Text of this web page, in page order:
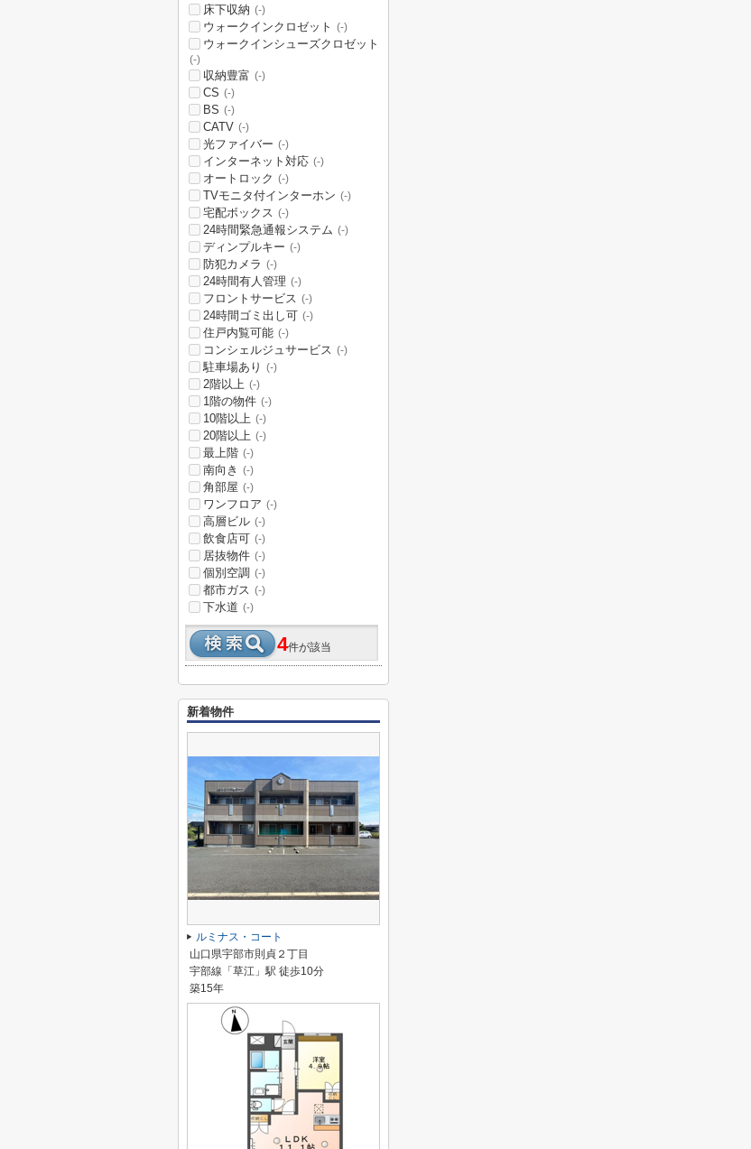
床下収納 (-)
ウォークインクロゼット (-)
ウォークインシューズクロゼット
(-)
収納豊富 (-)
CS (-)
BS (-)
CATV (-)
光ファイバー (-)
インターネット対応 (-)
オートロック (-)
TVモニタ付インターホン (-)
宅配ボックス (-)
24時間緊急通報システム (-)
ディンプルキー (-)
防犯カメラ (-)
24時間有人管理 (-)
フロントサービス (-)
24時間ゴミ出し可 (-)
住戸内覧可能 (-)
コンシェルジュサービス (-)
駐車場あり (-)
2階以上 (-)
1階の物件 (-)
10階以上 (-)
20階以上 (-)
最上階 (-)
南向き (-)
角部屋 (-)
ワンフロア (-)
高層ビル (-)
飲食店可 (-)
居抜物件 (-)
個別空調 (-)
都市ガス (-)
下水道 (-)
4件が該当
新着物件
ルミナス・コート
山口県宇部市則貞２丁目
宇部線「草江」駅 徒歩10分
築15年